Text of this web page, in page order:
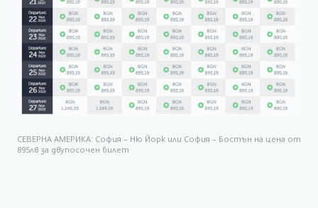
СЕВЕРНА АМЕРИКА: София – Ню Йорк или София – Бостън на цена от
895лв за двупосочен билет